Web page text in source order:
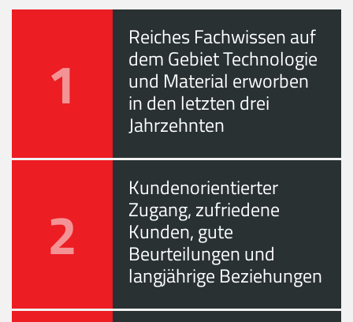
1
Reiches Fachwissen auf
dem Gebiet Technologie
und Material erworben
in den letzten drei
Jahrzehnten
2
Kundenorientierter
Zugang, zufriedene
Kunden, gute
Beurteilungen und
langjährige Beziehungen